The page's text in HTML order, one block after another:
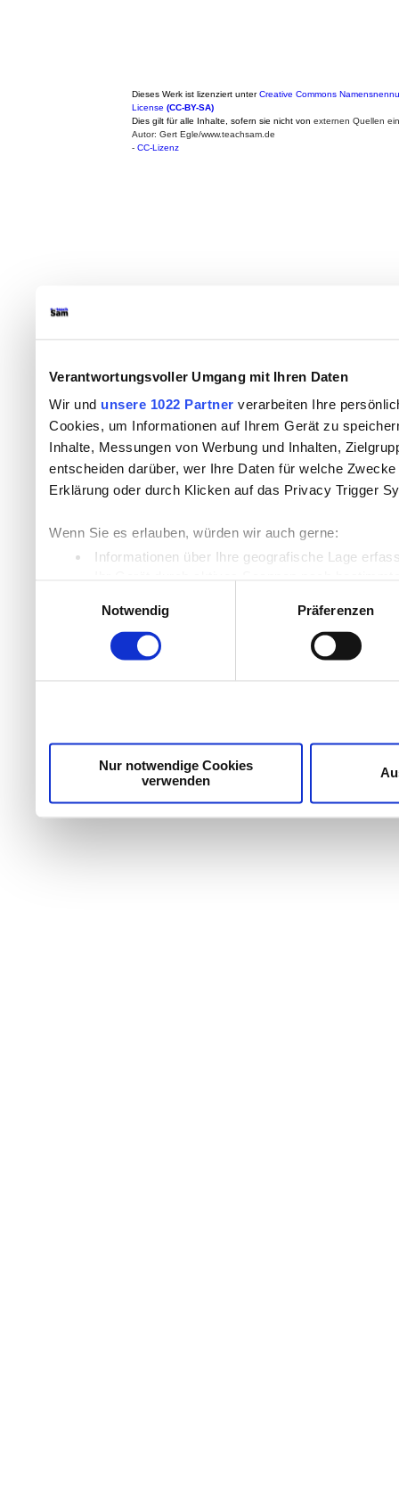
Verantwortungsvoller Umgang mit Ihren Daten
Wir und unsere 1022 Partner verarbeiten Ihre
Cookies, um Informationen auf Ihrem Gerät zu
Inhalte, Messungen von Werbung und Inhalten,
entscheiden darüber, wer Ihre Daten für welche
Erklärung oder durch Klicken auf das Privacy Trigger
Wenn Sie es erlauben, würden wir auch gerne:
Informationen über Ihre geografische Lage
Wir verwenden Cookies, um Inhalte und Anzeigen zu
die Zugriffe auf unsere Website zu analysieren.
Dienste gesammelt haben.
Notwendig
Präferenzen
Nur notwendige Cookies
verwenden
Dieses Werk ist lizenziert unterCreative Commons
License (CC-BY-SA)
Dies gilt für alle Inhalte, sofern sie nicht von externen Quellen
Autor: Gert Egle/www.teachsam.de
- CC-Lizenz